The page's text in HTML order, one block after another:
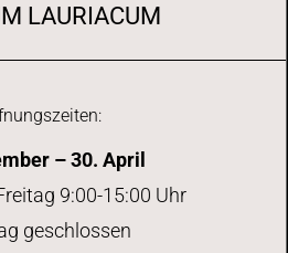
LAURIACUM
– 30. April
9:00-15:00 Uhr
geschlossen